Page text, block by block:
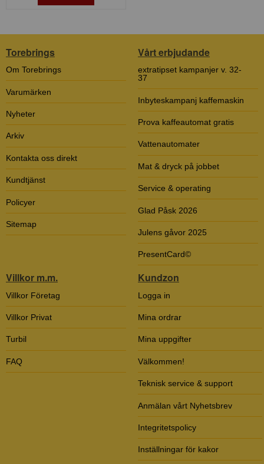
Torebrings
Om Torebrings
Varumärken
Nyheter
Arkiv
Kontakta oss direkt
Kundtjänst
Policyer
Sitemap
Vårt erbjudande
extratipset kampanjer v. 32-
37
Inbyteskampanj kaffemaskin
Prova kaffeautomat gratis
Vattenautomater
Mat & dryck på jobbet
Service & operating
Glad Påsk 2026
Julens gåvor 2025
PresentCard©
Villkor m.m.
Villkor Företag
Villkor Privat
Turbil
FAQ
Kundzon
Logga in
Mina ordrar
Mina uppgifter
Välkommen!
Teknisk service & support
Anmälan vårt Nyhetsbrev
Integritetspolicy
Inställningar för kakor